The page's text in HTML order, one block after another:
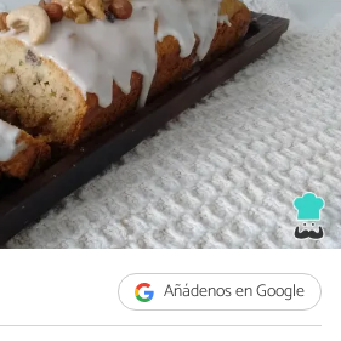
Añádenos en Google